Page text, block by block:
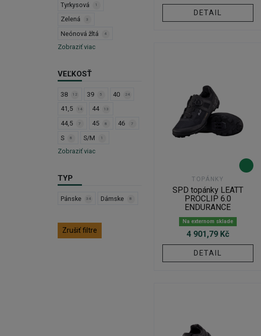
Tyrkysová 1
Zelená 3
Neónová žltá 4
Zobraziť viac
VEĽKOSŤ
38 12 39 5 40 24
41,5 14 44 13
44,5 7 45 8 46 7
S 8 S/M 1
Zobraziť viac
TYP
Pánske 34 Dámske 8
Zrušiť filtre
DETAIL
TOPÁNKY
SPD topánky LEATT
PROCLIP 6.0
ENDURANCE
Na externom sklade
4 901,79 Kč
DETAIL